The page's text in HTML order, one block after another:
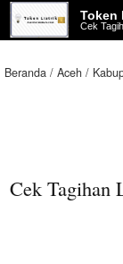
Token
Cek
Beranda Aceh
Cek Tagihan